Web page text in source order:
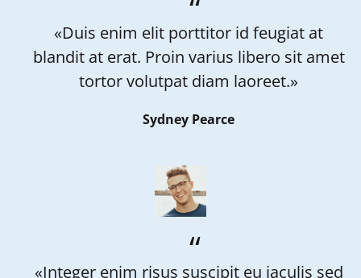
«Duis enim elit porttitor id feugiat at
blandit at erat. Proin varius libero sit amet
tortor volutpat diam laoreet.»
Sydney Pearce
«Integer enim risus suscipit eu iaculis sed